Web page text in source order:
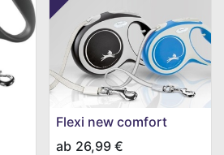
Flexi new comfort
ab 26,99€